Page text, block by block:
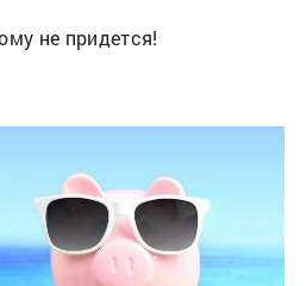
не придется!